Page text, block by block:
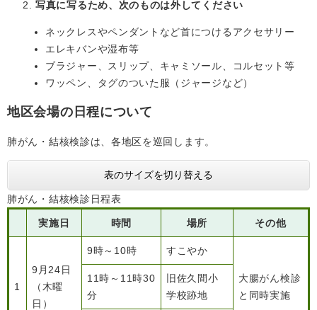
写真に写るため、次のものは外してください
ネックレスやペンダントなど首につけるアクセサリー
エレキバンや湿布等
ブラジャー、スリップ、キャミソール、コルセット等
ワッペン、タグのついた服（ジャージなど）
地区会場の日程について
肺がん・結核検診は、各地区を巡回します。
表のサイズを切り替える
肺がん・結核検診日程表
実施日 時間 場所 その他
1
9月24日
（木曜
日）
9時～10時 すこやか
大腸がん検診
と同時実施
11時～11時30
分
旧佐久間小
学校跡地